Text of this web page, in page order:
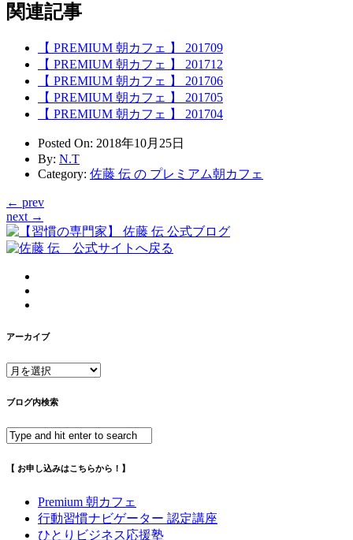
関連記事
【 PREMIUM 朝カフェ 】 201709
【 PREMIUM 朝カフェ 】 201712
【 PREMIUM 朝カフェ 】 201706
【 PREMIUM 朝カフェ 】 201705
【 PREMIUM 朝カフェ 】 201704
Posted On: 2018年10月25日
By: N.T
Category: 佐藤 伝 の プレミアム朝カフェ
← prev
next →
アーカイブ
ア
カ
ブ
ブログ内検索
【 お申し込みはこちらから！】
Premium 朝カフェ
行動習慣ナビゲーター 認定講座
ひとりビジネス応援塾